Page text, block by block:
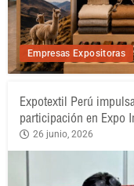
Empresas Expositoras
Expotextil Perú
participación en Expo
26 junio, 2026